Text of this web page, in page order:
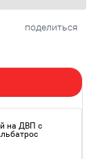
поделиться
на ДВП с